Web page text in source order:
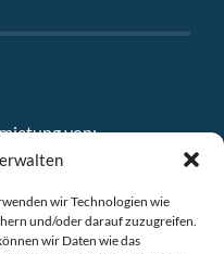
wir Technologien wie
und/oder darauf zuzugreifen.
wir Daten wie das
von: